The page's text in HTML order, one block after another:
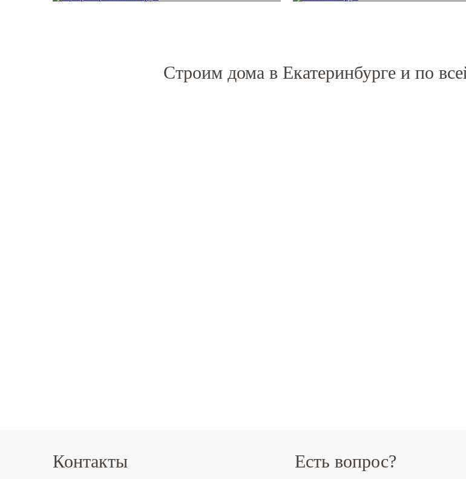
Строим дома в Екатеринбурге и по
Контакты Есть вопрос?